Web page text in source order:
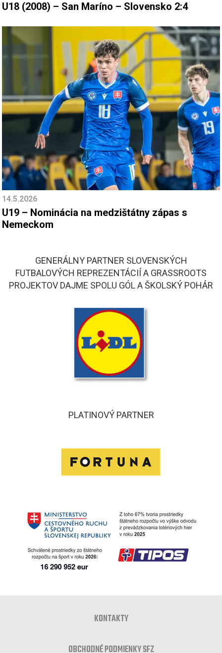
U18 (2008) – San Maríno – Slovensko 2:4
14.5.2026
U19 – Nominácia na medzištátny zápas s
Nemeckom
GENERÁLNY PARTNER SLOVENSKÝCH
FUTBALOVÝCH REPREZENTÁCIÍ A GRASSROOTS
PROJEKTOV DAJME SPOLU GÓL A ŠKOLSKÝ POHÁR
PLATINOVÝ PARTNER
KONTAKTY
OBCHODNÉ PODMIENKY SFZ